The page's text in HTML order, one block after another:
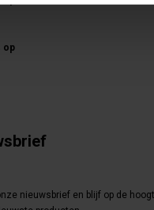
op
nieuwsbrief en blijf op de